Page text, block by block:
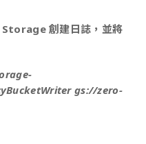
創建日誌，並將
gs://zero-